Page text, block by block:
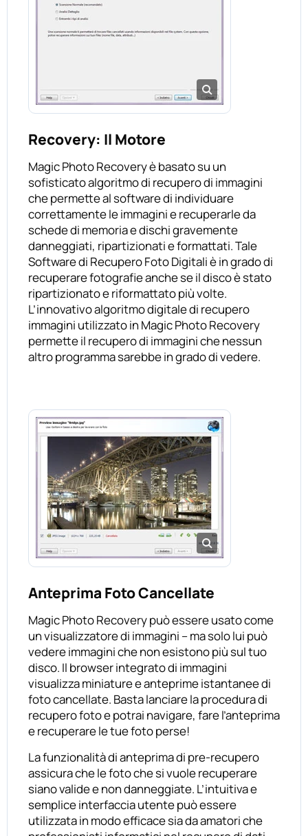
Recovery: Il Motore
Magic Photo Recovery è basato su un
sofisticato algoritmo di recupero di immagini
che permette al software di individuare
correttamente le immagini e recuperarle da
schede di memoria e dischi gravemente
danneggiati, ripartizionati e formattati. Tale
Software di Recupero Foto Digitali è in grado di
recuperare fotografie anche se il disco è stato
ripartizionato e riformattato più volte.
L’innovativo algoritmo digitale di recupero
immagini utilizzato in Magic Photo Recovery
permette il recupero di immagini che nessun
altro programma sarebbe in grado di vedere.
Anteprima Foto Cancellate
Magic Photo Recovery può essere usato come
un visualizzatore di immagini – ma solo lui può
vedere immagini che non esistono più sul tuo
disco. Il browser integrato di immagini
visualizza miniature e anteprime istantanee di
foto cancellate. Basta lanciare la procedura di
recupero foto e potrai navigare, fare l’anteprima
e recuperare le tue foto perse!
La funzionalità di anteprima di pre-recupero
assicura che le foto che si vuole recuperare
siano valide e non danneggiate. L’intuitiva e
semplice interfaccia utente può essere
utilizzata in modo efficace sia da amatori che